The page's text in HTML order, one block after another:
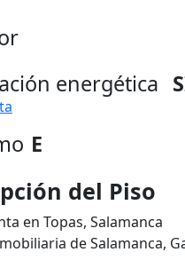
energética
E
del Piso
en Topas, Salamanca
de Salamanca,